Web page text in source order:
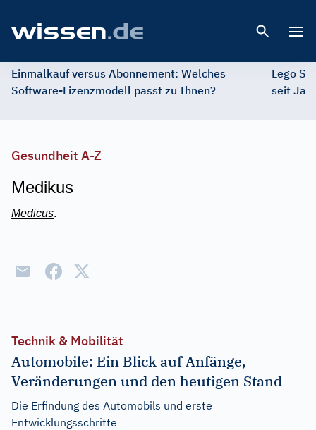
Einmalkauf versus Abonnement: Welches
Software-Lizenzmodell passt zu Ihnen?
Lego
seit
Gesundheit A-Z
Medikus
Medicus.
Technik & Mobilität
Automobile: Ein Blick auf Anfänge,
Veränderungen und den heutigen Stand
Die Erfindung des Automobils und erste
Entwicklungsschritte